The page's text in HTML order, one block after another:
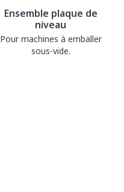
Ensemble plaque de
niveau
Pour machines à emballer
sous-vide.